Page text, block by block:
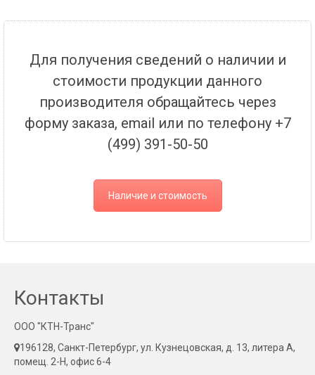
Для получения сведений о наличии и
стоимости продукции данного
производителя обращайтесь через
форму заказа, email или по телефону +7
(499) 391-50-50
Наличие и стоимость
Контакты
ООО "КТН-Транс"
196128, Санкт-Петербург, ул. Кузнецовская, д. 13, литера А,
помещ. 2-Н, офис 6-4